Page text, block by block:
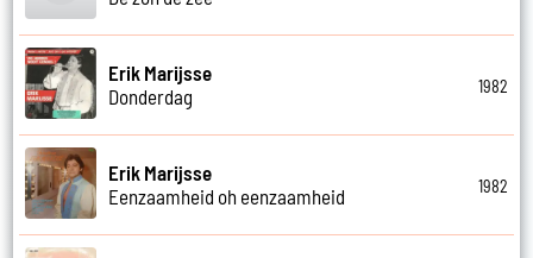
Erik Marijsse
Donderdag
1982
Erik Marijsse
Eenzaamheid oh eenzaamheid
1982